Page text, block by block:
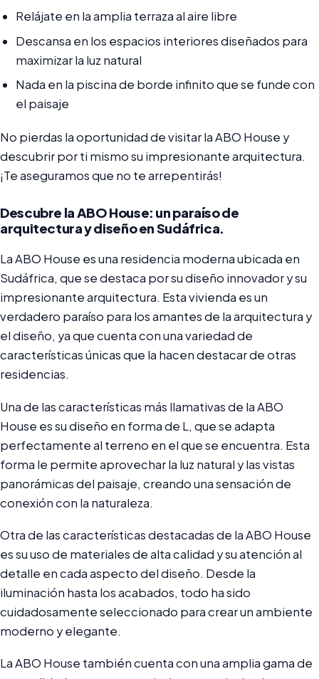
Relájate en la amplia terraza al aire libre
Descansa en los espacios interiores diseñados para
maximizar la luz natural
Nada en la piscina de borde infinito que se funde con
el paisaje
No pierdas la oportunidad de visitar la ABO House y
descubrir por ti mismo su impresionante arquitectura.
¡Te aseguramos que no te arrepentirás!
Descubre la ABO House: un paraíso de
arquitectura y diseño en Sudáfrica.
La ABO House es una residencia moderna ubicada en
Sudáfrica, que se destaca por su diseño innovador y su
impresionante arquitectura. Esta vivienda es un
verdadero paraíso para los amantes de la arquitectura y
el diseño, ya que cuenta con una variedad de
características únicas que la hacen destacar de otras
residencias.
Una de las características más llamativas de la ABO
House es su diseño en forma de L, que se adapta
perfectamente al terreno en el que se encuentra. Esta
forma le permite aprovechar la luz natural y las vistas
panorámicas del paisaje, creando una sensación de
conexión con la naturaleza.
Otra de las características destacadas de la ABO House
es su uso de materiales de alta calidad y su atención al
detalle en cada aspecto del diseño. Desde la
iluminación hasta los acabados, todo ha sido
cuidadosamente seleccionado para crear un ambiente
moderno y elegante.
La ABO House también cuenta con una amplia gama de